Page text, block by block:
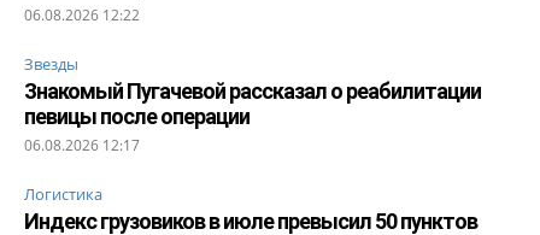
06.08.2026 12:22
Звезды
Знакомый Пугачевой рассказал о реабилитации
певицы после операции
06.08.2026 12:17
Логистика
Индекс грузовиков в июле превысил 50 пунктов